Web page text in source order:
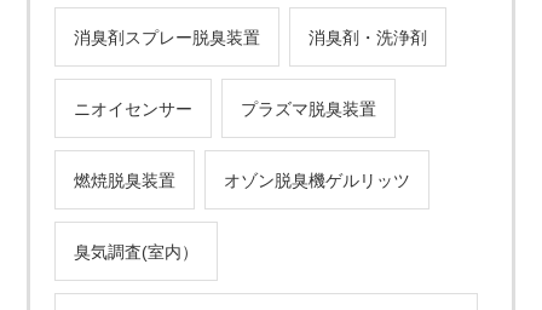
消臭剤スプレー脱臭装置 消臭剤・洗浄剤
ニオイセンサー プラズマ脱臭装置
燃焼脱臭装置 オゾン脱臭機ゲルリッツ
臭気調査(室内）